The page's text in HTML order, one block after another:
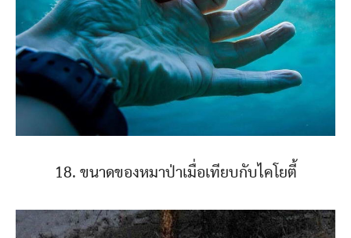
18. ขนาดของหมาป่าเมื่อเทียบกับไคโยตี้